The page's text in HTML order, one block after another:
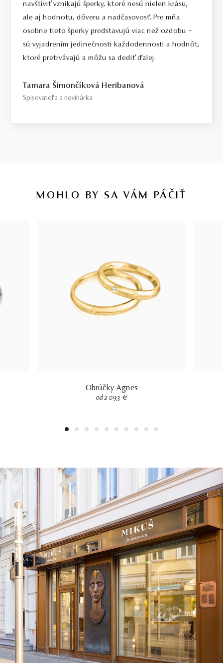
navštíviť vznikajú šperky, ktoré nesú nielen krásu,
ale aj hodnotu, dôveru a nadčasovosť. Pre mňa
osobne tieto šperky predstavujú viac než ozdobu –
sú vyjadrením jedinečnosti každodennosti a hodnôt,
ktoré pretrvávajú a môžu sa dediť ďalej.
Tamara Šimončíková Heribanová
Spisovateľa a novinárka
MOHLO BY SA VÁM PÁČIŤ
Obrúčky Agnes
od 2 093 €
1 2 3 4 5 6 7 8 9 10